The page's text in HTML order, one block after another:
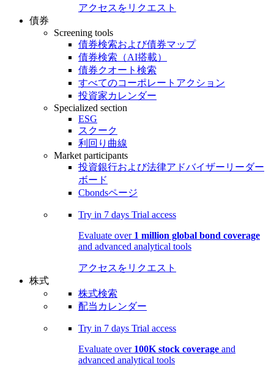
アクセスをリクエスト
債券
Screening tools
債券検索および債券マップ
債券検索（AI搭載）
債券クオート検索
すべてのコーポレートアクション
投資家カレンダー
Specialized section
ESG
スクーク
利回り曲線
Market participants
投資銀行および法律アドバイザーリーダー
ボード
Cbondsページ
Try in 7 days Trial access
Evaluate over 1 million global bond coverage
and advanced analytical tools
アクセスをリクエスト
株式
株式検索
配当カレンダー
Try in 7 days Trial access
Evaluate over 100K stock coverage and
advanced analytical tools